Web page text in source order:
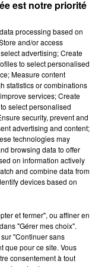
millions d’euros,
ce projet"assure
D’ARJO ?
à Bessé-
ManiKheir
à entretenir
auxquels pourront
:"Il n’y a pas de
est notre priorité
processing based on
and/or access
advertising; Create
to select personalised
Measure content
statistics or combinations
services; Create
select personalised
security, prevent and
advertising and content;
technologies may
browsing data to offer
on information actively
and combine data from
devices based on
et fermer", ou affiner en
"Gérer mes choix".
"Continuer sans
que pour ce site. Vous
consentement à tout